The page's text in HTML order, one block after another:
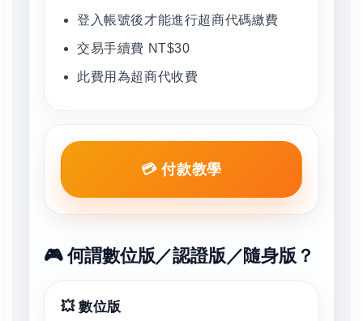
登入帳號後才能進行超商代碼繳費
交易手續費 NT$30
此費用為超商代收費
💳 付款教學
🎮 何謂數位版／認證版／隨身版？
💥 數位版